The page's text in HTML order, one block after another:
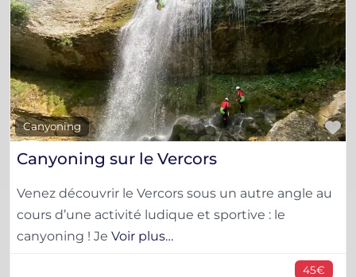
Canyoning
Canyoning sur le Vercors
Venez découvrir le Vercors sous un autre angle au
cours d’une activité ludique et sportive : le
canyoning ! Je Voir plus…
45€